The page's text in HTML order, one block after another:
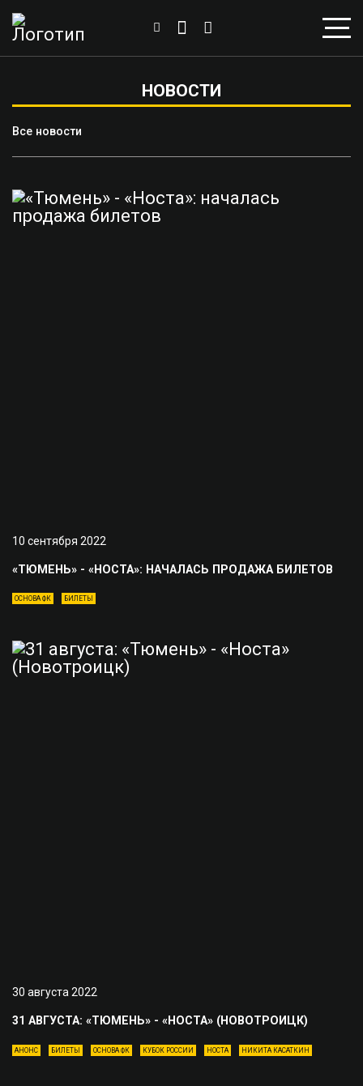
НОВОСТИ
Все новости
10 сентября 2022
«ТЮМЕНЬ» - «НОСТА»: НАЧАЛАСЬ ПРОДАЖА БИЛЕТОВ
ОСНОВА ФК БИЛЕТЫ
30 августа 2022
31 АВГУСТА: «ТЮМЕНЬ» - «НОСТА» (НОВОТРОИЦК)
АНОНС БИЛЕТЫ ОСНОВА ФК КУБОК РОССИИ НОСТА НИКИТА КАСАТКИН